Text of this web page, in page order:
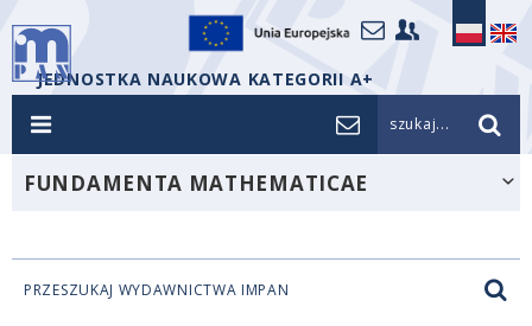
JEDNOSTKA NAUKOWA KATEGORII A+
szukaj...
FUNDAMENTA MATHEMATICAE
PRZESZUKAJ WYDAWNICTWA IMPAN